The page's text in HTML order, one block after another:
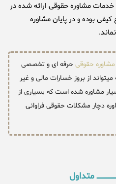
خدمات مشاوره حقوقی ارائه شده در
بوده و در پایان مشاوره
مشاوره حقوقی حرفه ای و تخصصی
از بروز خسارات مالی و غیر
مشاوره شده است که بسیاری از
دچار مشکلات حقوقی فراوانی
متداول